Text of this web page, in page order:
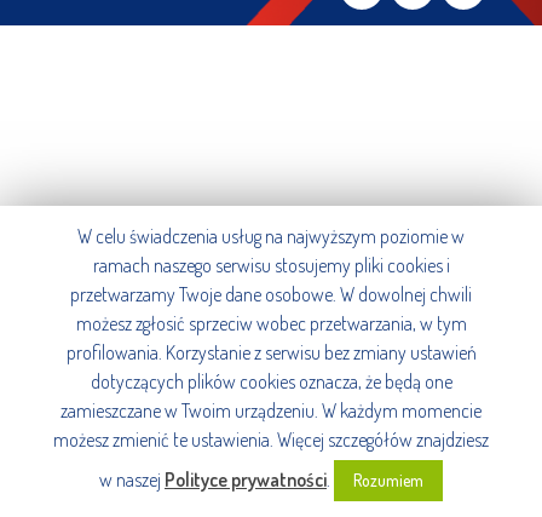
W celu świadczenia usług na najwyższym poziomie w
ramach naszego serwisu stosujemy pliki cookies i
przetwarzamy Twoje dane osobowe. W dowolnej chwili
możesz zgłosić sprzeciw wobec przetwarzania, w tym
profilowania. Korzystanie z serwisu bez zmiany ustawień
dotyczących plików cookies oznacza, że będą one
zamieszczane w Twoim urządzeniu. W każdym momencie
możesz zmienić te ustawienia. Więcej szczegółów znajdziesz
w naszej Polityce prywatności. Rozumiem